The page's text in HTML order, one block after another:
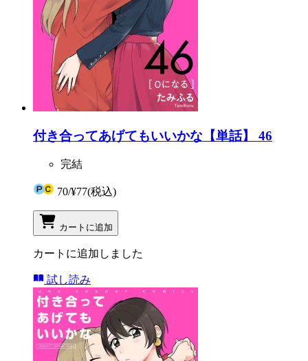
付き合ってあげてもいいかな【単話】 46
完結
70/¥77(税込)
カートに追加
カートに追加しました
試し読み